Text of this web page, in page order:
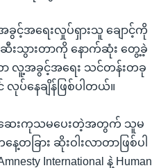
င့်အရေးလှုပ်ရှားသူ ချောင့်ကို
းသွားတာကို နောက်ဆုံး တွေ့ခဲ့
လူ့အခွင့်အရေး သင်တန်းတခု
ပ်နေချိန်ဖြစ်ပါတယ်။
ဆေးကုသမပေးတဲ့အတွက် သူမ
တခြား ဆိုးဝါးလာတာဖြစ်ပါ
International နဲ့ Human